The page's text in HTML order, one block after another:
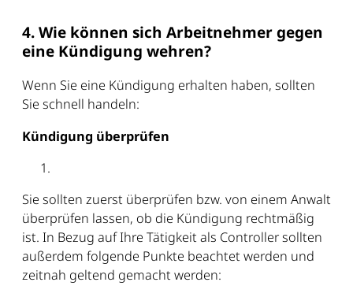
4. Wie können sich Arbeitnehmer gegen
eine Kündigung wehren?
Wenn Sie eine Kündigung erhalten haben, sollten
Sie schnell handeln:
Kündigung überprüfen
Sie sollten zuerst überprüfen bzw. von einem Anwalt
überprüfen lassen, ob die Kündigung rechtmäßig
ist. In Bezug auf Ihre Tätigkeit als Controller sollten
außerdem folgende Punkte beachtet werden und
zeitnah geltend gemacht werden: